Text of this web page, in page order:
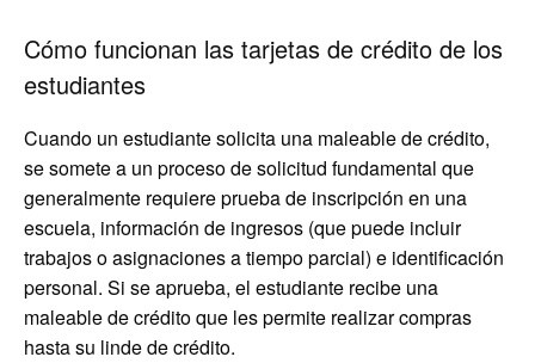
Cómo funcionan las tarjetas de crédito de los
estudiantes
Cuando un estudiante solicita una maleable de crédito,
se somete a un proceso de solicitud fundamental que
generalmente requiere prueba de inscripción en una
escuela, información de ingresos (que puede incluir
trabajos o asignaciones a tiempo parcial) e identificación
personal. Si se aprueba, el estudiante recibe una
maleable de crédito que les permite realizar compras
hasta su linde de crédito.